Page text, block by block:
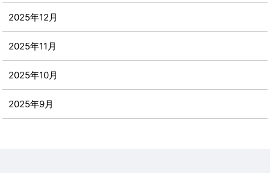
2025年12月
2025年11月
2025年10月
2025年9月